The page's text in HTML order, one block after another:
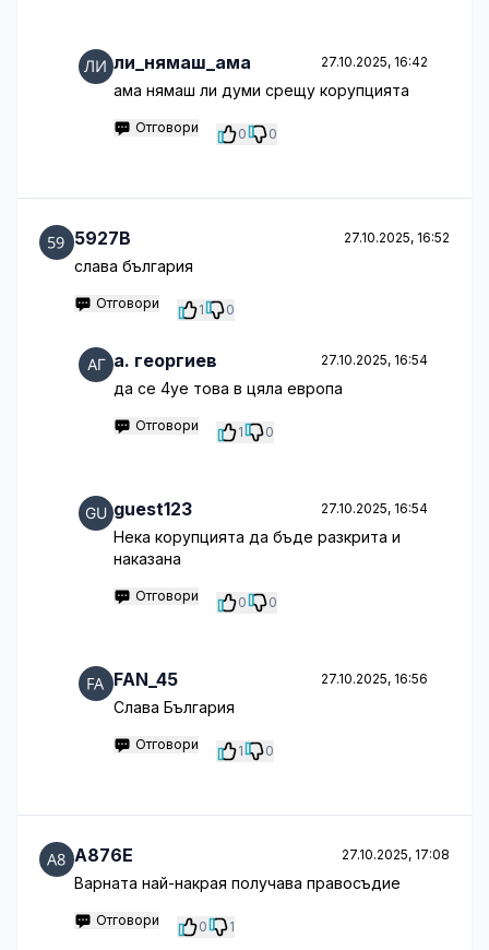
ли_нямаш_ама 27.10.2025, 16:42
ама нямаш ли думи срещу корупцията
Отговори 0 0
5927B 27.10.2025, 16:52
слава българия
Отговори 1 0
a. георгиев 27.10.2025, 16:54
да се 4уе това в цяла европа
Отговори 1 0
guest123 27.10.2025, 16:54
Нека корупцията да бъде разкрита и
наказана
Отговори 0 0
FAN_45 27.10.2025, 16:56
Слава България
Отговори 1 0
A876E 27.10.2025, 17:08
Варната най-накрая получава правосъдие
Отговори 0 1